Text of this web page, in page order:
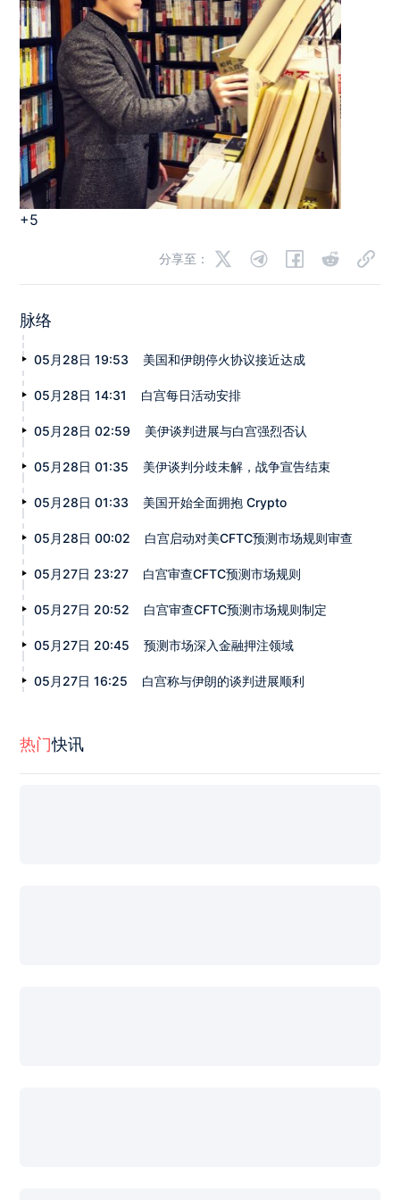
+5
分享至：
脉络
05月28日 19:53 美国和伊朗停火协议接近达成
05月28日 14:31 白宫每日活动安排
05月28日 02:59 美伊谈判进展与白宫强烈否认
05月28日 01:35 美伊谈判分歧未解，战争宣告结束
05月28日 01:33 美国开始全面拥抱 Crypto
05月28日 00:02 白宫启动对美CFTC预测市场规则审查
05月27日 23:27 白宫审查CFTC预测市场规则
05月27日 20:52 白宫审查CFTC预测市场规则制定
05月27日 20:45 预测市场深入金融押注领域
05月27日 16:25 白宫称与伊朗的谈判进展顺利
热门快讯